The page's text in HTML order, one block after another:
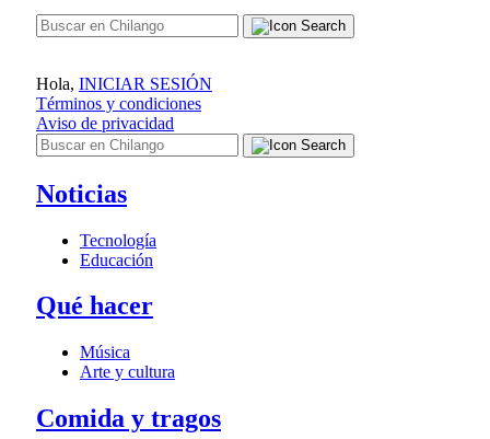
Hola, INICIAR SESIÓN
Términos y condiciones
Aviso de privacidad
Noticias
Tecnología
Educación
Qué hacer
Música
Arte y cultura
Comida y tragos